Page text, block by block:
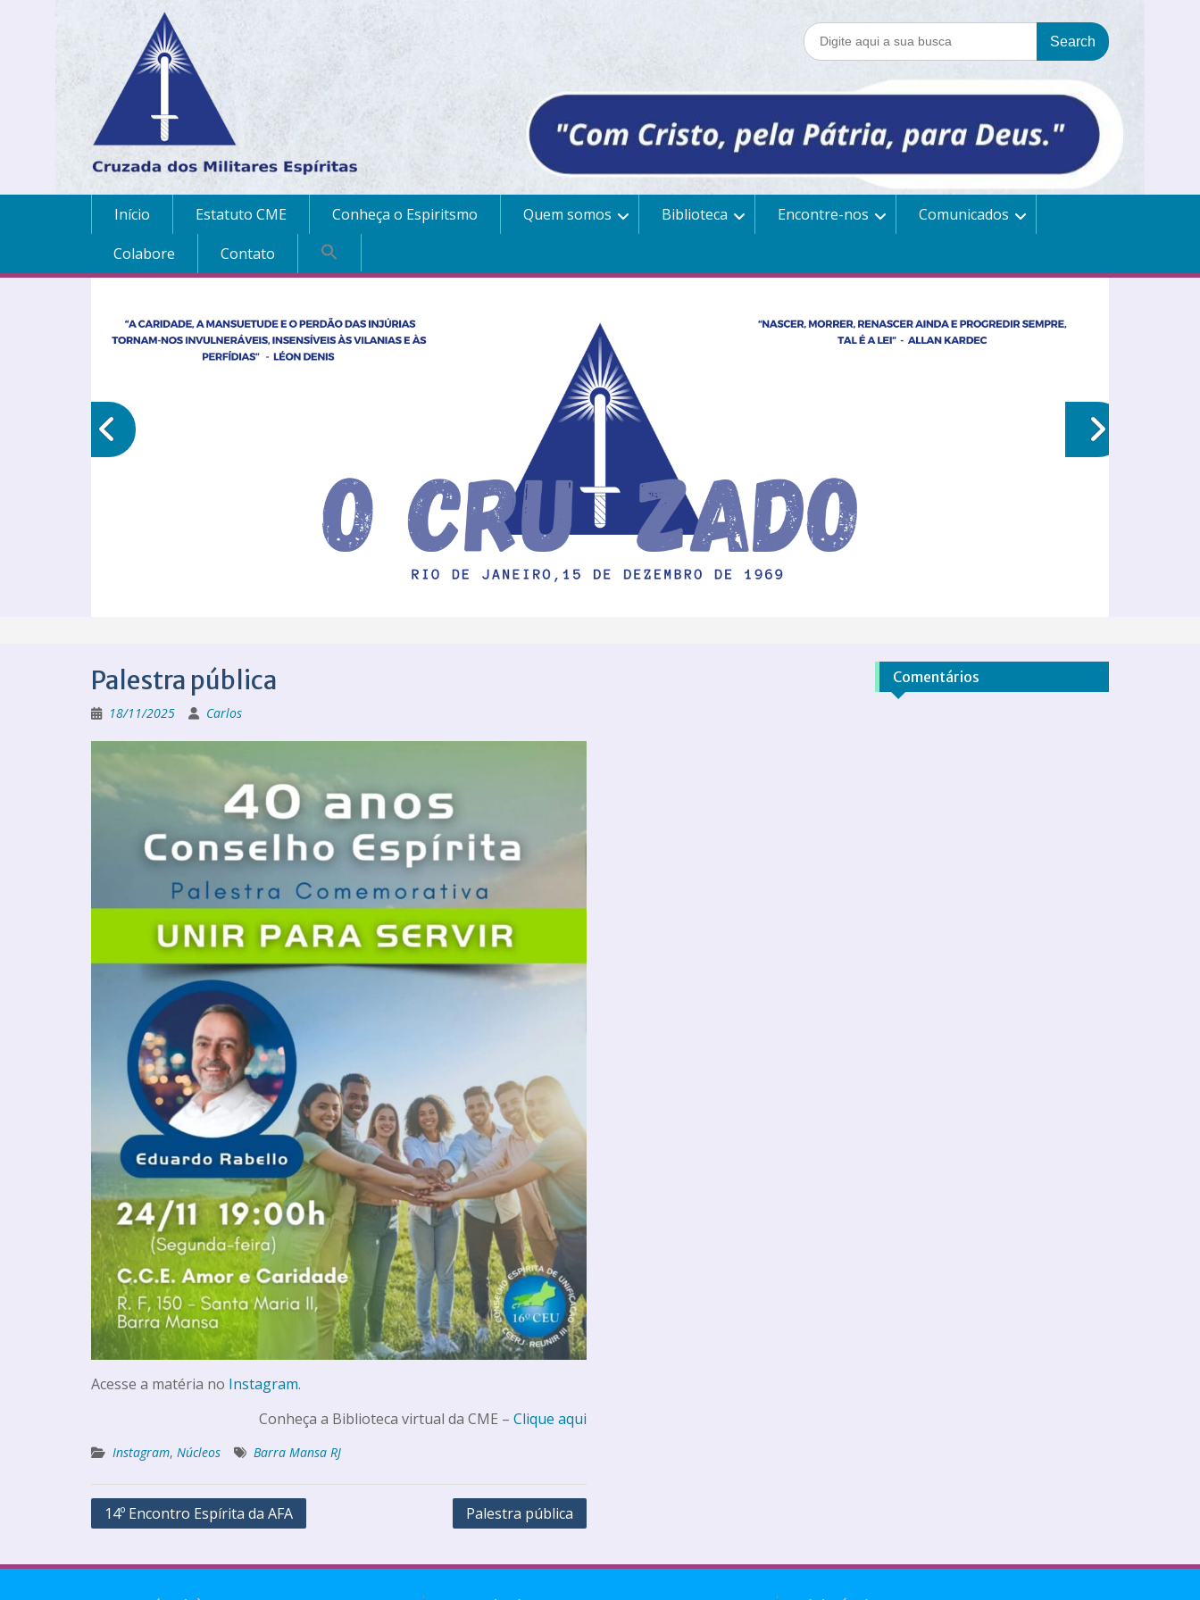
Início Estatuto CME Conheça o Espiritsmo Quem somos Biblioteca Encontre-nos
Comunicados
Colabore
Contato
Palestra pública
18/11/2025 Carlos
Acesse a matéria no Instagram.
Conheça a Biblioteca virtual da CME – Clique aqui
Instagram, Núcleos Barra Mansa RJ
14º Encontro Espírita da AFA Palestra pública
Comentários